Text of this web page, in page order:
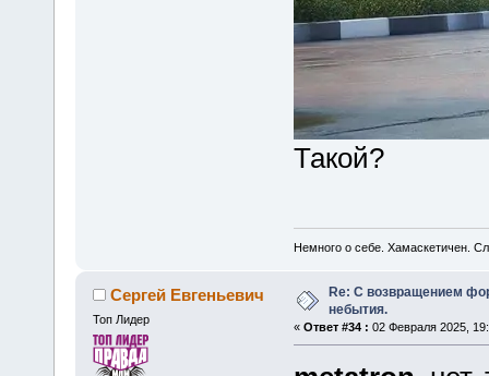
Такой?
Немного о себе. Хамаскетичен.
Сергей Евгеньевич
Топ Лидер
Re: С возвращением
небытия.
« Ответ #34 : 02 Февраля 2025,